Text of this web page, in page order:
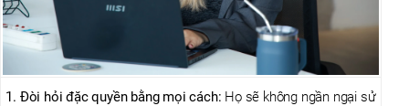
1. Đòi hỏi đặc quyền bằng mọi cách: Họ sẽ không ngần ngại sử